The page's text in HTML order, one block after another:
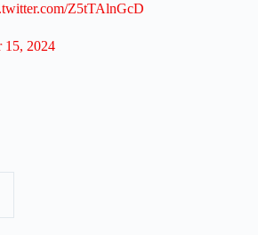
Z5tTAlnGcD
15, 2024